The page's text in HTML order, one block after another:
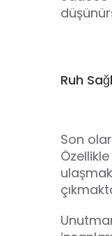
Ruh
Son